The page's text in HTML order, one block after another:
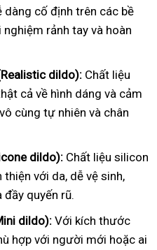
dàng cố định trên các bề
rảnh tay và hoàn
dildo): Chất liệu
cả về hình dáng và cảm
cùng tự nhiên và chân
dildo): Chất liệu silicon
với da, dễ vệ sinh,
quyến rũ.
dildo): Với kích thước
hợp với người mới hoặc ai